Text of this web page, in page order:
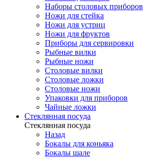
Наборы столовых приборов
Ножи для стейка
Ножи для устриц
Ножи для фруктов
Приборы для сервировки
Рыбные вилки
Рыбные ножи
Столовые вилки
Столовые ложки
Столовые ножи
Упаковки для приборов
Чайные ложки
Стеклянная посуда
Стеклянная посуда
Назад
Бокалы для коньяка
Бокалы шале